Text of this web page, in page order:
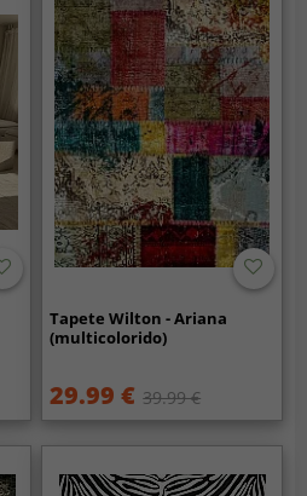
Tapete Wilton - Ariana
(multicolorido)
29.99 € 39.99 €